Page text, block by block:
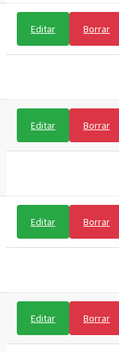
Editar Borrar
Editar Borrar
Editar Borrar
Editar Borrar